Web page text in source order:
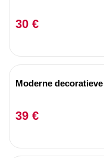
30 €
Moderne
39 €